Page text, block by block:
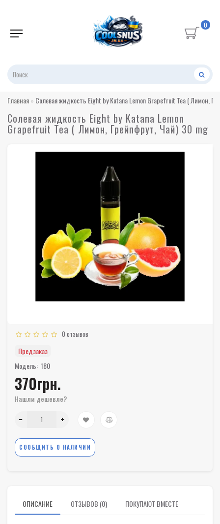
0
Главная Солевая жидкость Eight by Katana Lemon Grapefruit Tea ( Лимон,
Солевая жидкость Eight by Katana Lemon
Grapefruit Tea ( Лимон, Грейпфрут, Чай) 30 mg
0 отзывов
Предзаказ
Модель: 180
370грн.
Нашли дешевле?
СООБЩИТЬ О НАЛИЧИИ
ОПИСАНИЕ ОТЗЫВОВ (0) ПОКУПАЮТ ВМЕСТЕ